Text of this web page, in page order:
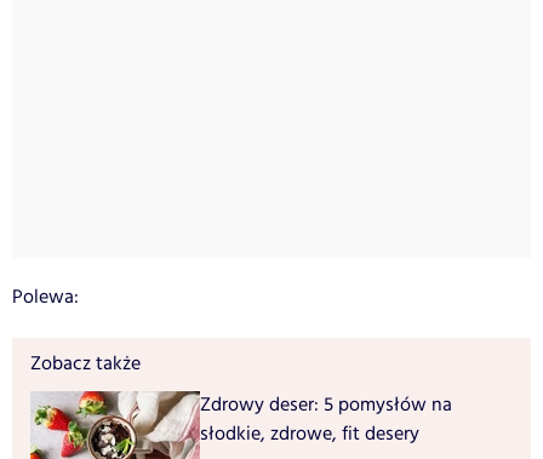
Polewa:
Zobacz także
Zdrowy deser: 5 pomysłów na
słodkie, zdrowe, fit desery